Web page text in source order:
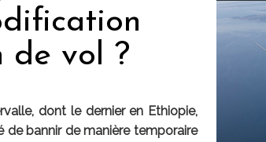
de vol ?
dont le dernier en Ethiopie,
de bannir de manière temporaire